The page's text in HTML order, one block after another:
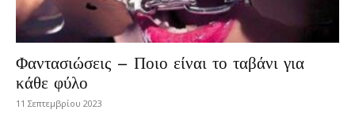
Φαντασιώσεις – Ποιο είναι το ταβάνι για
κάθε φύλο
11 Σεπτεμβρίου 2023